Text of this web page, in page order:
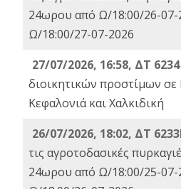
24ωρου από Ω/18:00/26-07-
Ω/18:00/27-07-2026
27/07/2026, 16:58, ΔΤ
διοικητικών προστίμων σε
Κεφαλονιά και Χαλκιδική
26/07/2026, 18:02, ΔΤ
τις αγροτοδασικές
24ωρου από Ω/18:00/25-07-